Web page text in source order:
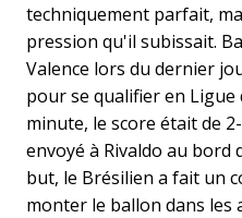
techniquement parfait,
pression qu'il subissait.
Valence lors du dernier
pour se qualifier en Ligue
minute, le score était de
envoyé à Rivaldo au bord
but, le Brésilien a fait un
monter le ballon dans